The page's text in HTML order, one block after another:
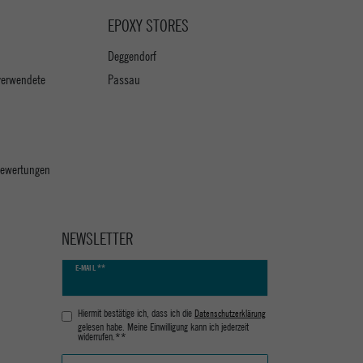
EPOXY STORES
Deggendorf
Passau
NEWSLETTER
E-MAIL **
Newsletter
Hiermit bestätige ich, dass ich die Daten­schutz­erklärung
gelesen habe. Meine Einwilligung kann ich jederzeit
widerrufen.**